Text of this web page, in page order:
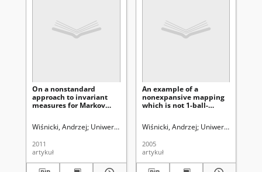
On a nonstandard
approach to invariant
measures for Markov
Wiśnicki, Andrzej Uniwersytet Marii Curie-Skłodowskiej (Lublin)
2011
artykuł
An example of a
nonexpansive mapping
which is not 1-ball-
Wiśnicki, Andrzej Uniwersytet Marii
2005
artykuł